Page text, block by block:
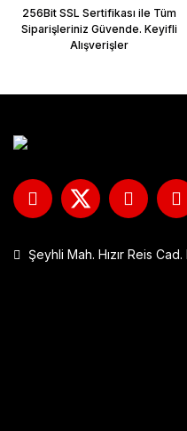
256Bit SSL Sertifikası ile Tüm
Siparişleriniz Güvende. Keyifli
Alışverişler
Şeyhli Mah. Hızır Reis